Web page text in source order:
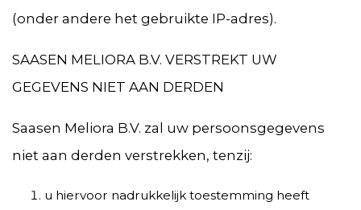
(onder andere het gebruikte IP-adres).
SAASEN MELIORA B.V. VERSTREKT UW
GEGEVENS NIET AAN DERDEN
Saasen Meliora B.V. zal uw persoonsgegevens
niet aan derden verstrekken, tenzij:
u hiervoor nadrukkelijk toestemming heeft